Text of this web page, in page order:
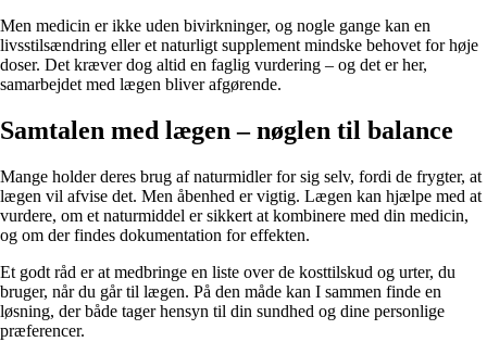
Men medicin er ikke uden bivirkninger, og nogle gange kan en
livsstilsændring eller et naturligt supplement mindske behovet for høje
doser. Det kræver dog altid en faglig vurdering – og det er her,
samarbejdet med lægen bliver afgørende.
Samtalen med lægen – nøglen til balance
Mange holder deres brug af naturmidler for sig selv, fordi de frygter, at
lægen vil afvise det. Men åbenhed er vigtig. Lægen kan hjælpe med at
vurdere, om et naturmiddel er sikkert at kombinere med din medicin,
og om der findes dokumentation for effekten.
Et godt råd er at medbringe en liste over de kosttilskud og urter, du
bruger, når du går til lægen. På den måde kan I sammen finde en
løsning, der både tager hensyn til din sundhed og dine personlige
præferencer.